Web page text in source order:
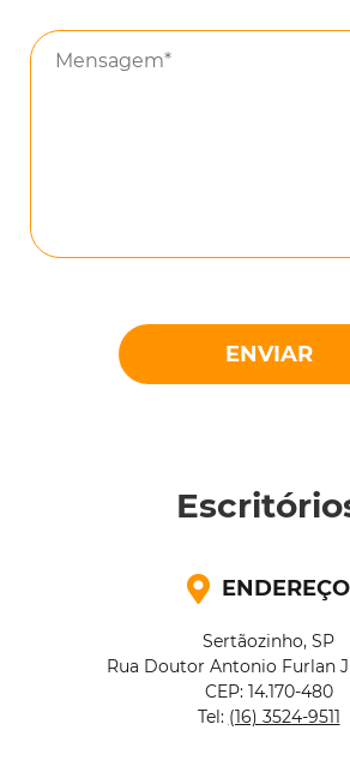
ENDEREÇO
Sertãozinho, SP
Rua Doutor Antonio Furlan
CEP: 14.170-480
Tel: (16) 3524-9511